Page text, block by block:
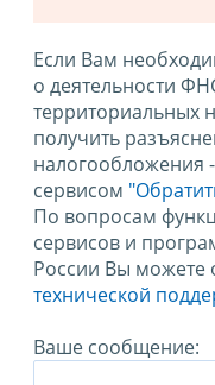
Если Вам
о деятельности
территориальных
получить
налогообложения
сервисом
По вопросам
сервисов и
России Вы можете
технической
Ваше сообщение: